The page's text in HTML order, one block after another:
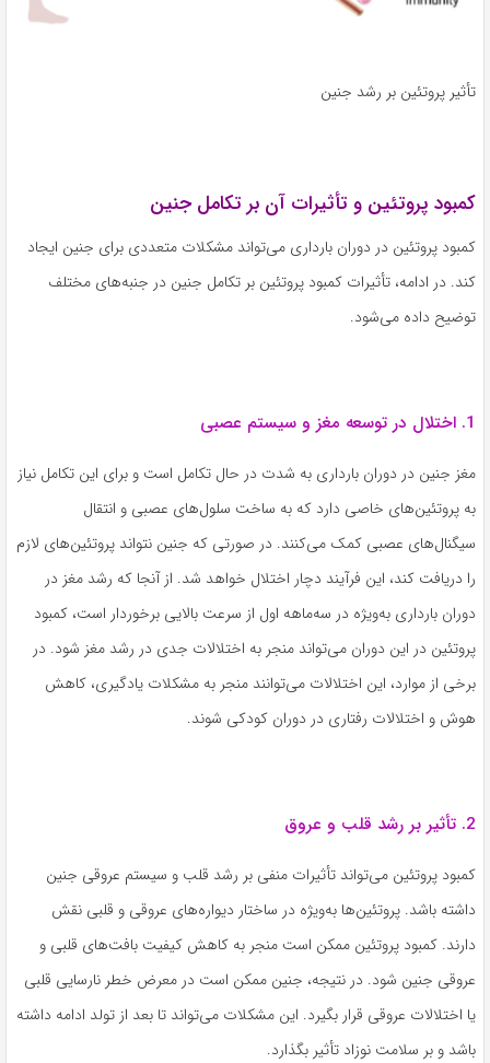
تأثیر پروتئین بر رشد جنین
کمبود پروتئین و تأثیرات آن بر تکامل جنین
کمبود پروتئین در دوران بارداری می‌تواند مشکلات متعددی برای جنین ایجاد
کند. در ادامه، تأثیرات کمبود پروتئین بر تکامل جنین در جنبه‌های مختلف
توضیح داده می‌شود.
1. اختلال در توسعه مغز و سیستم عصبی
مغز جنین در دوران بارداری به شدت در حال تکامل است و برای این تکامل نیاز
به پروتئین‌های خاصی دارد که به ساخت سلول‌های عصبی و انتقال
سیگنال‌های عصبی کمک می‌کنند. در صورتی که جنین نتواند پروتئین‌های لازم
را دریافت کند، این فرآیند دچار اختلال خواهد شد. از آنجا که رشد مغز در
دوران بارداری به‌ویژه در سه‌ماهه اول از سرعت بالایی برخوردار است، کمبود
پروتئین در این دوران می‌تواند منجر به اختلالات جدی در رشد مغز شود. در
برخی از موارد، این اختلالات می‌توانند منجر به مشکلات یادگیری، کاهش
هوش و اختلالات رفتاری در دوران کودکی شوند.
2. تأثیر بر رشد قلب و عروق
کمبود پروتئین می‌تواند تأثیرات منفی بر رشد قلب و سیستم عروقی جنین
داشته باشد. پروتئین‌ها به‌ویژه در ساختار دیواره‌های عروقی و قلبی نقش
دارند. کمبود پروتئین ممکن است منجر به کاهش کیفیت بافت‌های قلبی و
عروقی جنین شود. در نتیجه، جنین ممکن است در معرض خطر نارسایی قلبی
یا اختلالات عروقی قرار بگیرد. این مشکلات می‌تواند تا بعد از تولد ادامه داشته
باشد و بر سلامت نوزاد تأثیر بگذارد.